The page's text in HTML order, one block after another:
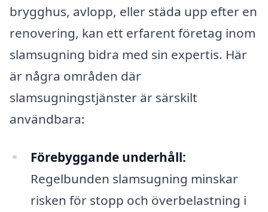
brygghus, avlopp, eller städa upp efter en
renovering, kan ett erfarent företag inom
slamsugning bidra med sin expertis. Här
är några områden där
slamsugningstjänster är särskilt
användbara:
Förebyggande underhåll:
Regelbunden slamsugning minskar
risken för stopp och överbelastning i